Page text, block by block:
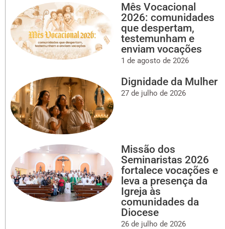
Mês Vocacional
2026: comunidades
que despertam,
testemunham e
enviam vocações
1 de agosto de 2026
Dignidade da Mulher
27 de julho de 2026
Missão dos
Seminaristas 2026
fortalece vocações e
leva a presença da
Igreja às
comunidades da
Diocese
26 de julho de 2026